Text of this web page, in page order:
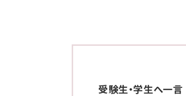
受験生・学生へ一言